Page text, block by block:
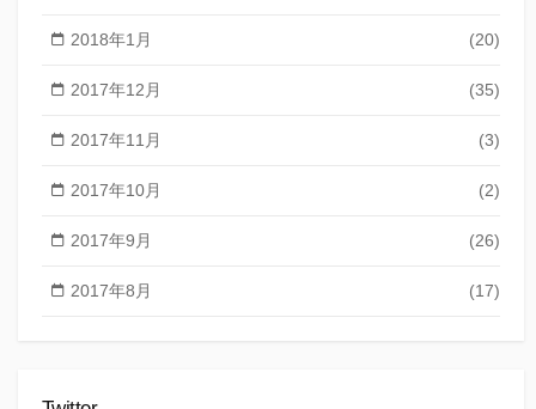
2018年1月 (20)
2017年12月 (35)
2017年11月 (3)
2017年10月 (2)
2017年9月 (26)
2017年8月 (17)